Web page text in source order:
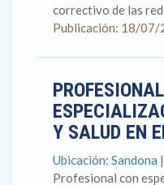
correctivo de las
Publicación: 18/
Y SALUD EN
Ubicación:
Profesional con